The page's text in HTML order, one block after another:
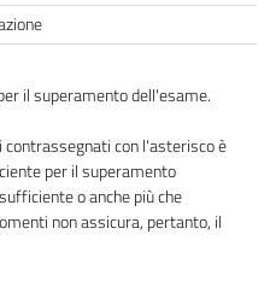
il superamento dell'esame.
contrassegnati con l'asterisco è
per il superamento
o anche più che
non assicura, pertanto, il